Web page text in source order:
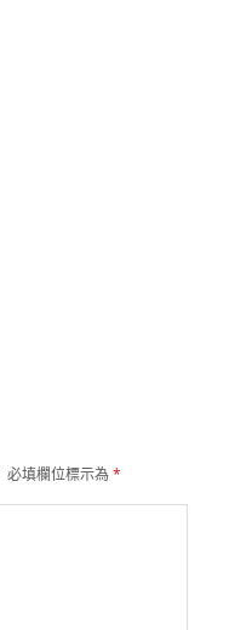
必填欄位標示為*